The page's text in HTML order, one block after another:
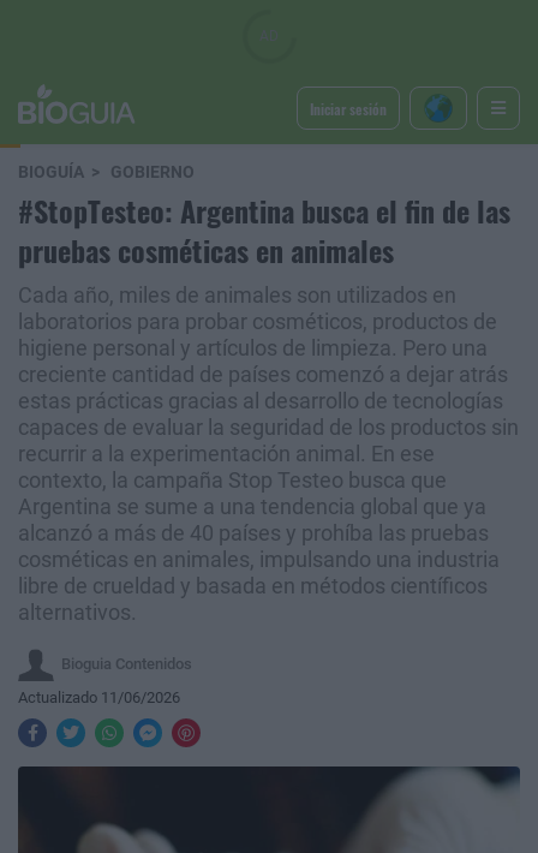
Iniciar sesión
BIOGUÍA GOBIERNO
#StopTesteo: Argentina busca el fin de las
pruebas cosméticas en animales
Cada año, miles de animales son utilizados en
laboratorios para probar cosméticos, productos de
higiene personal y artículos de limpieza. Pero una
creciente cantidad de países comenzó a dejar atrás
estas prácticas gracias al desarrollo de tecnologías
capaces de evaluar la seguridad de los productos sin
recurrir a la experimentación animal. En ese
contexto, la campaña Stop Testeo busca que
Argentina se sume a una tendencia global que ya
alcanzó a más de 40 países y prohíba las pruebas
cosméticas en animales, impulsando una industria
libre de crueldad y basada en métodos científicos
alternativos.
Bioguia Contenidos
Actualizado 11/06/2026